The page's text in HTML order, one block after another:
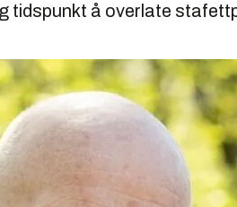
tidspunkt å overlate